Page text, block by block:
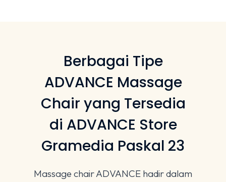
Berbagai Tipe
ADVANCE Massage
Chair yang Tersedia
di ADVANCE Store
Gramedia Paskal 23
Massage chair ADVANCE hadir dalam